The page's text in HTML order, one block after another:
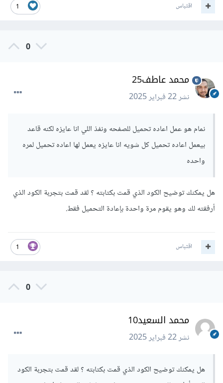
الحالة في الجلسة
التحميل
نتحقق من وجود page_loaded في ال _SESSION إذا لم توجد
إذا لم يتم تحميل الصفحة من قبل ويمكنك بداخل الشرط وضع أن
الصفحة قد تم تحميلها و إعادة التحميل من
قبل إعادة التحميل قبل سطر header("Refresh:0");
1 اقتباس
0
محمد عاطف25
نشر22 فبراير 2025
نمام هو عمل اعاده تحميل للصفحه ونفذ اللي انا عايزه لكنه قاعد
بيعمل اعاده تحميل كل شويه انا عايزه يعمل لها اعاده تحميل لمره
واحده
هل يمكنك توضيح الكود الذي قمت بكتابته ؟ لقد قمت بتجربة الكود الذي
أرفقته لك وهو يقوم مرة واحدة بإعادة التحميل فقط.
1 اقتباس
0
محمد السعيد10
نشر22 فبراير 2025
هل يمكنك توضيح الكود الذي قمت بكتابته ؟ لقد قمت بتجربة الكود